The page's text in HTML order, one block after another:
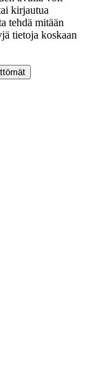
kirjautua
tehdä mitään
tietoja koskaan